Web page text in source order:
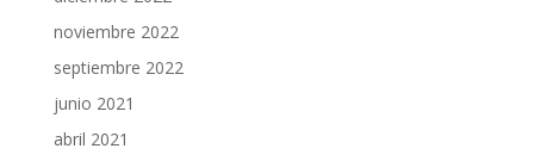
noviembre 2022
septiembre 2022
junio 2021
abril 2021